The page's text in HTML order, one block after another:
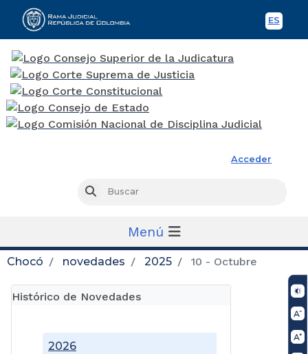
ES
Acceder
Buscar
Menú
Chocó novedades 2025 10 - Octubre
Histórico de Novedades
2026